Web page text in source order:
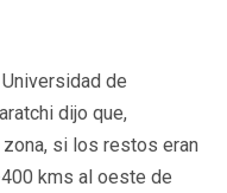
de
dijo que,
si los restos eran
kms al oeste de